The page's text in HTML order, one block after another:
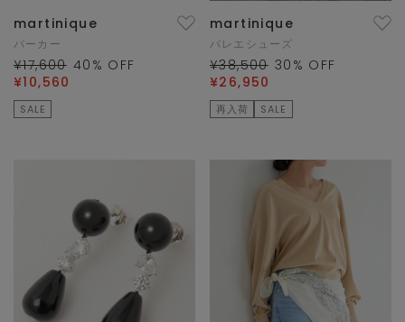
martinique
パーカー
¥17,600 40 % OFF
¥10,560
SALE
martinique
バレエシューズ
¥38,500 30 % OFF
¥26,950
再入荷 SALE